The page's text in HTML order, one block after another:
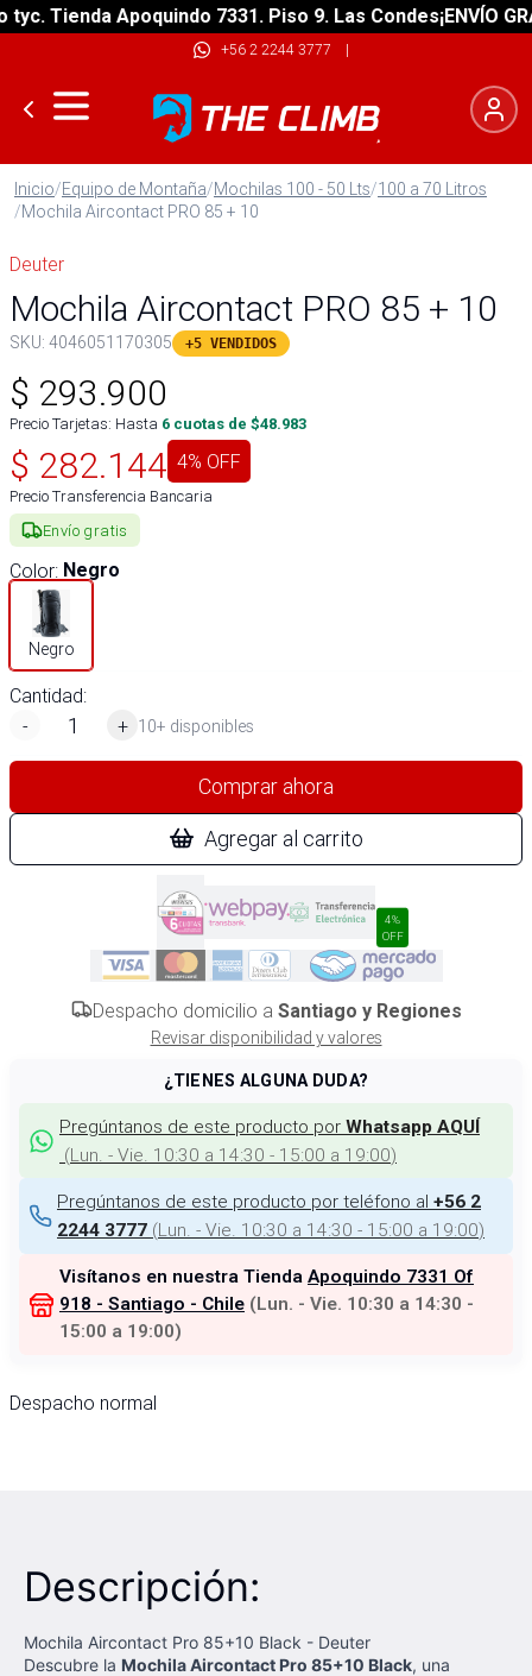
Tienda Apoquindo 7331. Piso 9. Las Condes¡ENVÍO
+56 2 2244 3777 |
Inicio/Equipo de Montaña/Mochilas 100 - 50 Lts/100 a 70 Litros
/Mochila Aircontact PRO 85 + 10
Deuter
Mochila Aircontact PRO 85 + 10
SKU: 4046051170305 +5 VENDIDOS
$ 293.900
Precio Tarjetas: Hasta 6 cuotas de $48.983
$ 282.144 4% OFF
Precio Transferencia Bancaria
Envío gratis
Color: Negro
Negro
Cantidad:
-
+ 10+ disponibles
Comprar ahora
Agregar al carrito
4%
OFF
Despacho domicilio a Santiago y Regiones
Revisar disponibilidad y valores
¿TIENES ALGUNA DUDA?
Pregúntanos de este producto por Whatsapp AQUÍ
(Lun. - Vie. 10:30 a 14:30 - 15:00 a 19:00)
Pregúntanos de este producto por teléfono al +56 2
2244 3777 (Lun. - Vie. 10:30 a 14:30 - 15:00 a 19:00)
Visítanos en nuestra Tienda Apoquindo 7331 Of
918 - Santiago - Chile (Lun. - Vie. 10:30 a 14:30 -
15:00 a 19:00)
Despacho normal
Descripción:
Mochila Aircontact Pro 85+10 Black - Deuter
Descubre la Mochila Aircontact Pro 85+10 Black, una